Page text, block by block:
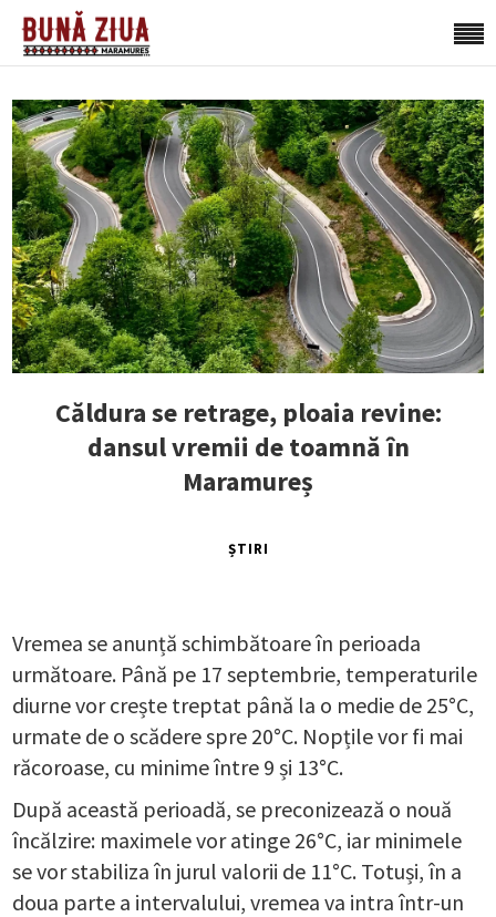
Căldura se retrage, ploaia revine:
dansul vremii de toamnă în
Maramureș
ȘTIRI
Vremea se anunță schimbătoare în perioada
următoare. Până pe 17 septembrie, temperaturile
diurne vor crește treptat până la o medie de 25°C,
urmate de o scădere spre 20°C. Nopțile vor fi mai
răcoroase, cu minime între 9 și 13°C.
După această perioadă, se preconizează o nouă
încălzire: maximele vor atinge 26°C, iar minimele
se vor stabiliza în jurul valorii de 11°C. Totuși, în a
doua parte a intervalului, vremea va intra într-un